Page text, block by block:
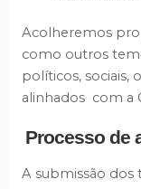
Acolheremos
como outros
políticos, sociais,
alinhados com a
Processo de
A submissão dos